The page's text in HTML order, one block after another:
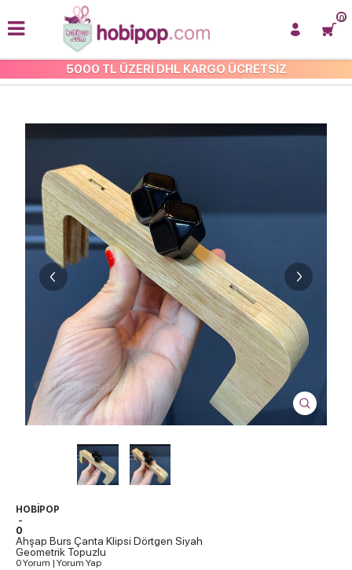
5000 TL ÜZERİ DHL KARGO ÜCRETSİZ
0
ÇANTA BURSLARI
HOBİPOP
-
0
Ahşap Burs Çanta Klipsi Dörtgen Siyah
Geometrik Topuzlu
0 Yorum | Yorum Yap